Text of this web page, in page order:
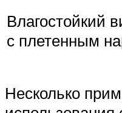
Влагостойкий
с плетенным
Несколько